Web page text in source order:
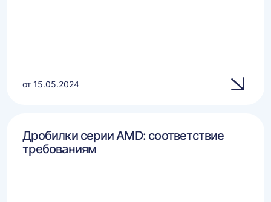
от 15.05.2024
Дробилки серии AMD: соответствие
требованиям